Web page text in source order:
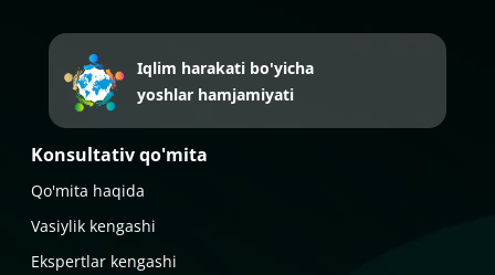
Iqlim harakati bo'yicha
yoshlar hamjamiyati
Konsultativ qo'mita
Qo'mita haqida
Vasiylik kengashi
Ekspertlar kengashi